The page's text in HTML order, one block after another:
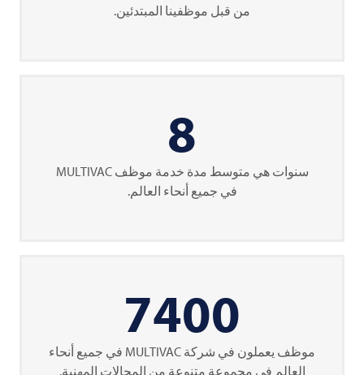
من قبل موظفينا المبتدئين.
8
سنوات هي متوسط مدة خدمة موظفMULTIVAC
في جميع أنحاء العالم.
7400
موظف يعملون في شركة MULTIVAC في جميع أنحاء
العالم في مجموعة متنوعة من المجالات المهنية.